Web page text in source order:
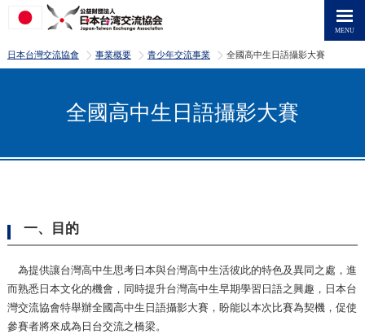
日本台灣交流協會 >
事業概要 >
青少年交流事業 >
全國高中生日語攝影大賽
全國高中生日語攝影大賽
一、目的
為提供讓台灣高中生思考日本與台灣高中生活彼此的特色及異同之處，進
而熟悉日本文化的機會，同時提升台灣高中生早期學習日語之興趣，日本台
灣交流協會特舉辦全國高中生日語攝影大賽，盼能以本次比賽為契機，促使
參賽者將來成為日台交流之橋梁。